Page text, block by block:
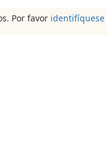
Por favor identifíquese